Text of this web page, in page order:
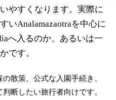
やすくなります。実際に
いAnalamazaotraを中心に
へ入るのか、あるいは一
です。
散策、公式な入園手続き、
断したい旅行者向けです。